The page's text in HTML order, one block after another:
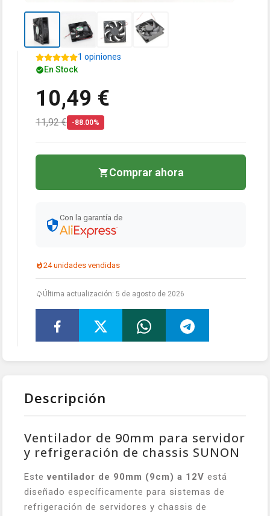
1 opiniones
En Stock
10,49 €
11,92 € -88.00%
Comprar ahora
Con la garantía de
24 unidades vendidas
Última actualización: 5 de agosto de 2026
Descripción
Ventilador de 90mm para servidor
y refrigeración de chassis SUNON
Esteventilador de 90mm (9cm) a 12V está
diseñado específicamente para sistemas de
refrigeración de servidores y chassis de